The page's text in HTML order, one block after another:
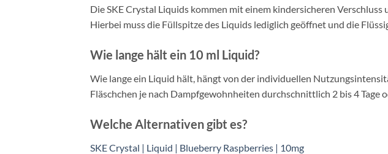
Die SKE Crystal Liquids kommen mit einem kindersicheren
Hierbei muss die Füllspitze des Liquids lediglich geöffnet und die
Wie lange hält ein 10 ml Liquid?
Wie lange ein Liquid hält, hängt von der individuellen
Fläschchen je nach Dampfgewohnheiten durchschnittlich 2 bis 4 Tage
Welche Alternativen gibt es?
SKE Crystal | Liquid | Blueberry Raspberries | 10mg